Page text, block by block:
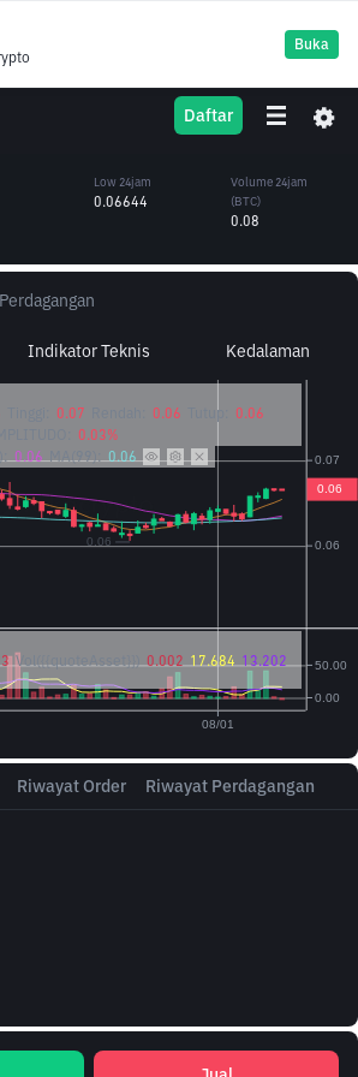
Buka
Daftar
Low 24jam
0.06644
Volume 24jam
(XAUT)
Volume 24jam
(BTC)
0.08
Riwayat Order Riwayat Perdagangan
Perdagangan
Indikator Teknis Kedalaman
0.07 0.06 Tutup:
0.06
0.03%
0.06 MA(99): 0.06
Vol({{quoteAsset}}) 0.002 17.684 13.202